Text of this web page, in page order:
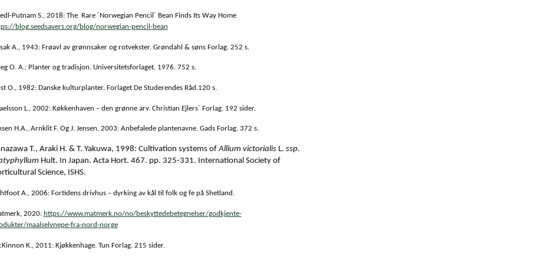
Putnam S., 2018: The Rare ´Norwegian Pencil´ Bean Finds Its Way Home
blog.seedsavers.org/blog/norwegian-pencil-bean
A., 1943: Frøavl av grønnsaker og rotvekster. Grøndahl & søns Forlag. 252 s.
O. A.: Planter og tradisjon. Universitetsforlaget. 1976. 752 s.
O., 1982: Danske kulturplanter. Forlaget De Studerendes Råd.120 s.
L., 2002: Køkkenhaven – den grønne arv. Christian Ejlers´ Forlag. 192 sider.
H.A., Arnklit F. Og J. Jensen, 2003: Anbefalede plantenavne. Gads Forlag. 372 s.
T., Araki H. & T. Yakuwa, 1998: Cultivation systems ofAllium victorialisL. ssp.
Hult. In Japan. Acta Hort. 467. pp. 325-331. International Society of
Science, ISHS.
A., 2006: Fortidens drivhus – dyrking av kål til folk og fe på Shetland.
2020: https://www.matmerk.no/no/beskyttedebetegnelser/godkjente-
maalselvnepe-fra-nord-norge
K., 2011: Kjøkkenhage. Tun Forlag. 215 sider.